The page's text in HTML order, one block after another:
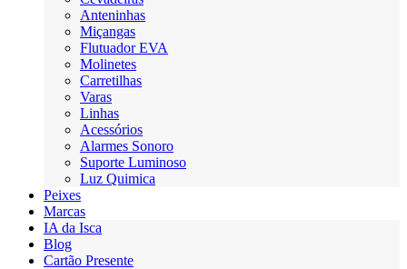
Anteninhas
Miçangas
Flutuador EVA
Molinetes
Carretilhas
Varas
Linhas
Acessórios
Alarmes Sonoro
Suporte Luminoso
Luz Quimica
Peixes
Marcas
IA da Isca
Blog
Cartão Presente